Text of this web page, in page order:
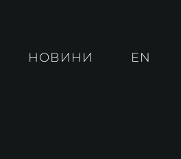
НОВИНИ EN